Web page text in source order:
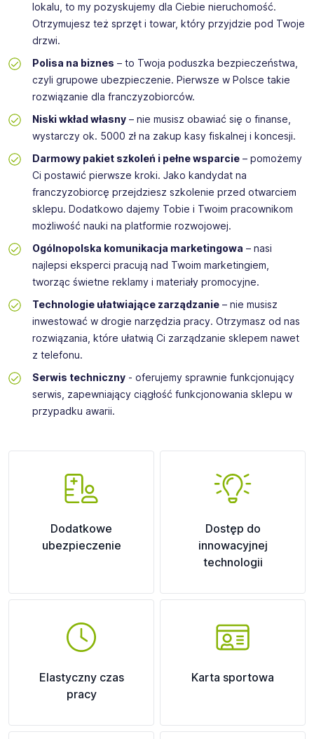
lokalu, to my pozyskujemy dla Ciebie nieruchomość.
Otrzymujesz też sprzęt i towar, który przyjdzie pod Twoje
drzwi.
Polisa na biznes – to Twoja poduszka bezpieczeństwa,
czyli grupowe ubezpieczenie. Pierwsze w Polsce takie
rozwiązanie dla franczyzobiorców.
Niski wkład własny– nie musisz obawiać się o finanse,
wystarczy ok. 5000 zł na zakup kasy fiskalnej i koncesji.
Darmowy pakiet szkoleń i pełne wsparcie– pomożemy
Ci postawić pierwsze kroki. Jako kandydat na
franczyzobiorcę przejdziesz szkolenie przed otwarciem
sklepu. Dodatkowo dajemy Tobie i Twoim pracownikom
możliwość nauki na platformie rozwojowej.
Ogólnopolska komunikacja marketingowa – nasi
najlepsi eksperci pracują nad Twoim marketingiem,
tworząc świetne reklamy i materiały promocyjne.
Technologie ułatwiające zarządzanie– nie musisz
inwestować w drogie narzędzia pracy. Otrzymasz od nas
rozwiązania, które ułatwią Ci zarządzanie sklepem nawet
z telefonu.
Serwis techniczny- oferujemy sprawnie funkcjonujący
serwis, zapewniający ciągłość funkcjonowania sklepu w
przypadku awarii.
Dodatkowe
ubezpieczenie
Dostęp do
innowacyjnej
technologii
Elastyczny czas
pracy
Karta sportowa